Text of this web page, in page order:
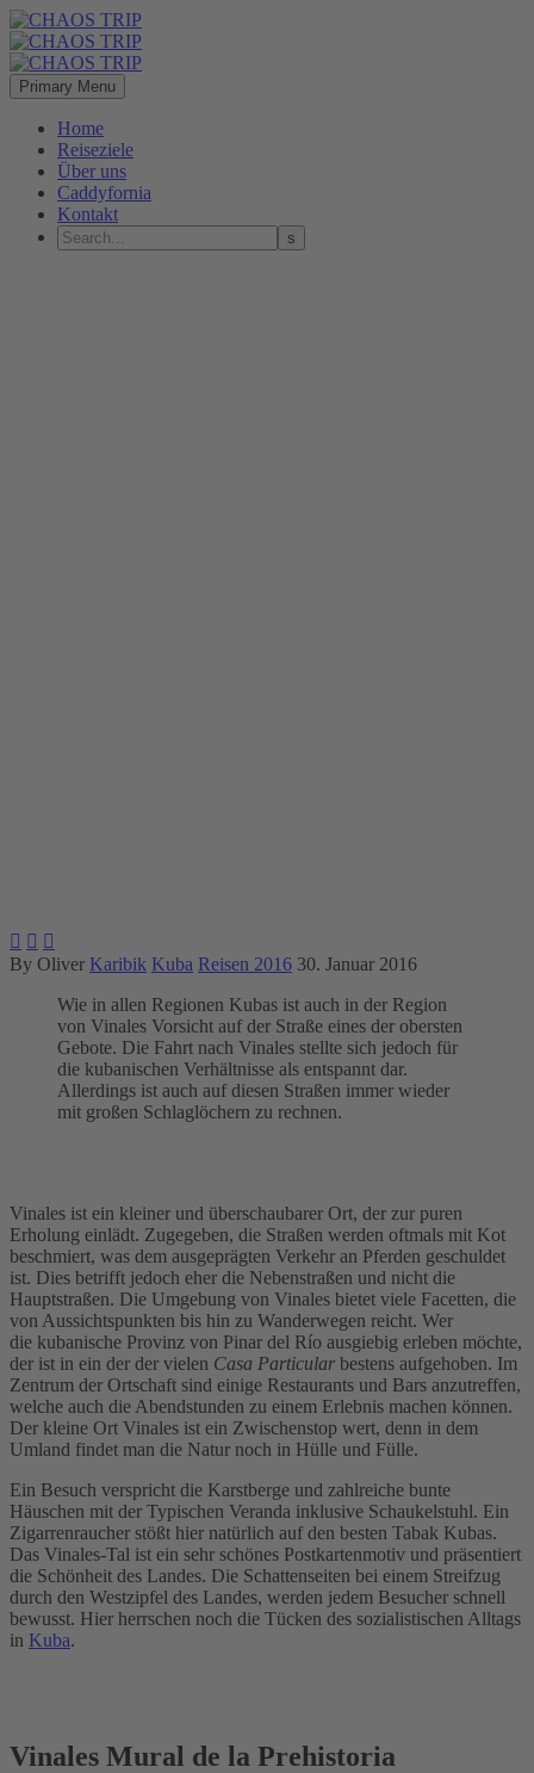
Primary Menu
Home
Reiseziele
Über uns
Caddyfornia
Kontakt
  
By Oliver Karibik Kuba Reisen 2016 30. Januar 2016
Wie in allen Regionen Kubas ist auch in der Region
von Vinales Vorsicht auf der Straße eines der obersten
Gebote. Die Fahrt nach Vinales stellte sich jedoch für
die kubanischen Verhältnisse als entspannt dar.
Allerdings ist auch auf diesen Straßen immer wieder
mit großen Schlaglöchern zu rechnen.
Vinales ist ein kleiner und überschaubarer Ort, der zur puren
Erholung einlädt. Zugegeben, die Straßen werden oftmals mit Kot
beschmiert, was dem ausgeprägten Verkehr an Pferden geschuldet
ist. Dies betrifft jedoch eher die Nebenstraßen und nicht die
Hauptstraßen. Die Umgebung von Vinales bietet viele Facetten, die
von Aussichtspunkten bis hin zu Wanderwegen reicht. Wer
die kubanische Provinz von Pinar del Río ausgiebig erleben möchte,
der ist in ein der der vielen Casa Particular bestens aufgehoben. Im
Zentrum der Ortschaft sind einige Restaurants und Bars anzutreffen,
welche auch die Abendstunden zu einem Erlebnis machen können.
Der kleine Ort Vinales ist ein Zwischenstop wert, denn in dem
Umland findet man die Natur noch in Hülle und Fülle.
Ein Besuch verspricht die Karstberge und zahlreiche bunte
Häuschen mit der Typischen Veranda inklusive Schaukelstuhl. Ein
Zigarrenraucher stößt hier natürlich auf den besten Tabak Kubas.
Das Vinales-Tal ist ein sehr schönes Postkartenmotiv und präsentiert
die Schönheit des Landes. Die Schattenseiten bei einem Streifzug
durch den Westzipfel des Landes, werden jedem Besucher schnell
bewusst. Hier herrschen noch die Tücken des sozialistischen Alltags
in Kuba.
Vinales Mural de la Prehistoria